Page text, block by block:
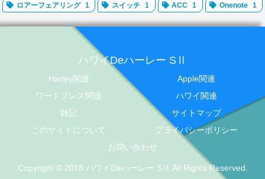
ロアーフェアリング 1 スイッチ 1 ACC 1 Onenote 1
ハワイDeハーレー SⅡ
Harley関連
Apple関連
ワードプレス関連
ハワイ関連
雑記
サイトマップ
このサイトについて
プライバシーポリシー
お問い合わせ
Copyright © 2018 ハワイDeハーレー SⅡ All Rights Reserved.